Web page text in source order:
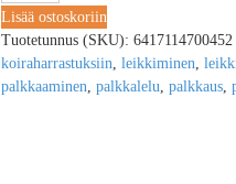
Lisää ostoskoriin
Tuotetunnus (SKU): 6417114700452
koiraharrastuksiin leikkiminen
palkkaaminen palkkalelu palkkaus,